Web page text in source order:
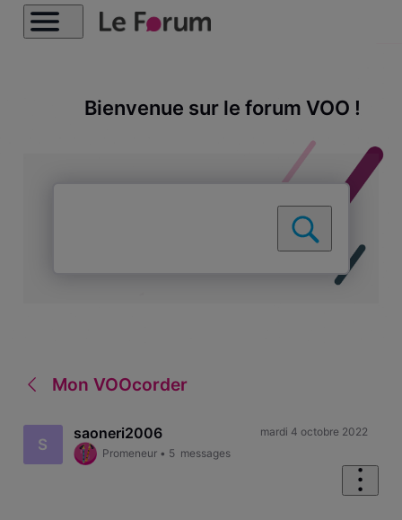
Bienvenue sur le forum VOO !
Mon VOOcorder
S
saoneri2006
Promeneur • 5 messages
mardi 4 octobre 2022